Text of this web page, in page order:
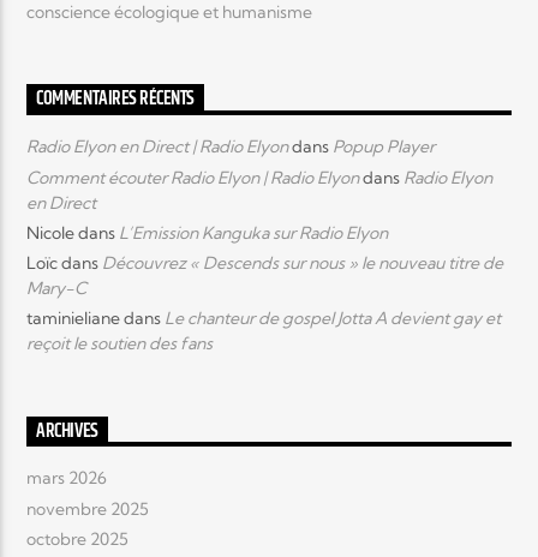
conscience écologique et humanisme
COMMENTAIRES RÉCENTS
Radio Elyon en Direct | Radio Elyondans Popup Player
Comment écouter Radio Elyon | Radio Elyondans Radio Elyon
en Direct
Nicoledans L’Emission Kanguka sur Radio Elyon
Loïcdans Découvrez « Descends sur nous » le nouveau titre de
Mary-C
taminielianedans Le chanteur de gospel Jotta A devient gay et
reçoit le soutien des fans
ARCHIVES
mars 2026
novembre 2025
octobre 2025